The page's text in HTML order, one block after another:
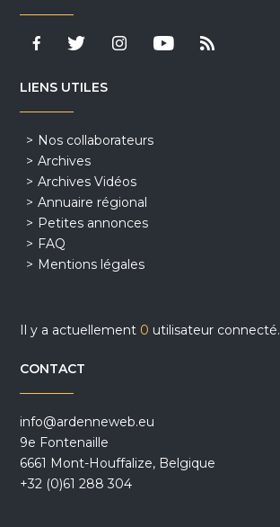
LIENS UTILES
Nos collaborateurs
Archives
Archives Vidéos
Annuaire régional
Petites annonces
FAQ
Mentions légales
Il y a actuellement 0 utilisateur connecté.
CONTACT
info@ardenneweb.eu
9e Fontenaille
6661 Mont-Houffalize, Belgique
+32 (0)61 288 304